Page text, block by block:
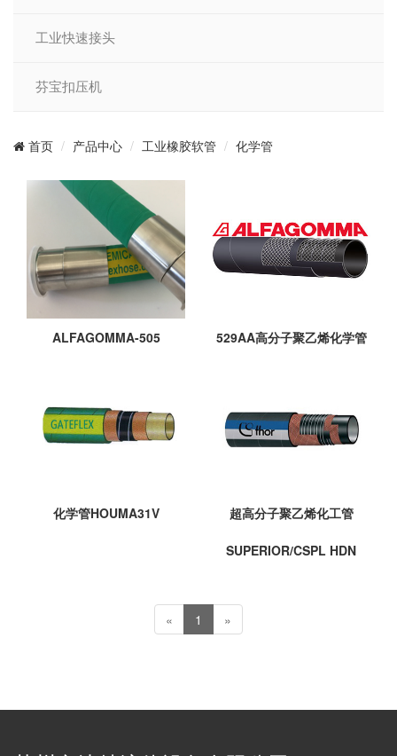
工业快速接头
芬宝扣压机
首页 产品中心 工业橡胶软管 化学管
ALFAGOMMA-505 529AA高分子聚乙烯化学管
化学管HOUMA31V 超高分子聚乙烯化工管
SUPERIOR/CSPL HDN
« 1 »